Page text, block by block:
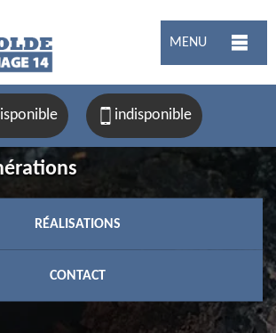
MENU
indisponible
RÉALISATIONS
CONTACT